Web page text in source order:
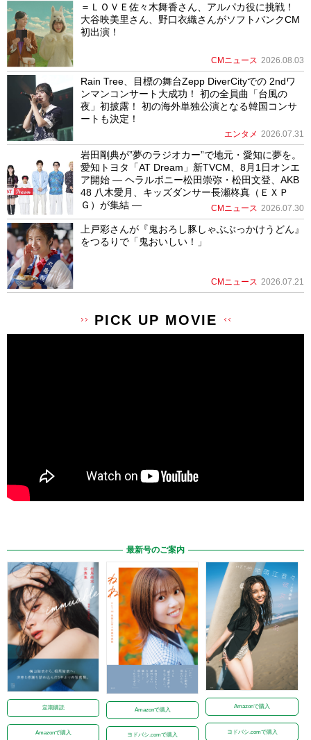
＝ＬＯＶＥ佐々木舞香さん、アルパカ役に挑戦！
大谷映美里さん、野口衣織さんがソフトバンクCM
初出演！
CMニュース 2026.08.03
Rain Tree、目標の舞台Zepp DiverCityでの 2ndワ
ンマンコンサート大成功！ 初の全員曲「台風の
夜」初披露！ 初の海外単独公演となる韓国コンサ
ートも決定！
エンタメ 2026.07.31
岩田剛典が”夢のラジオカー”で地元・愛知に夢を。
愛知トヨタ「AT Dream」新TVCM、8月1日オンエ
ア開始 ― ヘラルボニー松田崇弥・松田文登、AKB
48 八木愛月、キッズダンサー長瀬柊真（ＥＸＰ
Ｇ）が集結 ―
CMニュース 2026.07.30
上戸彩さんが『鬼おろし豚しゃぶぶっかけうどん』
をつるりで「鬼おいしい！」
CMニュース 2026.07.21
PICK UP MOVIE
最新号のご案内
定期購読
Amazonで購入
Amazonで購入
ヨドバシ.comで購入
Amazonで購入
ヨドバシ.comで購入